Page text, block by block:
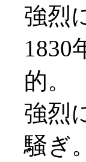
強烈
1830
的。
強烈
騒ぎ。